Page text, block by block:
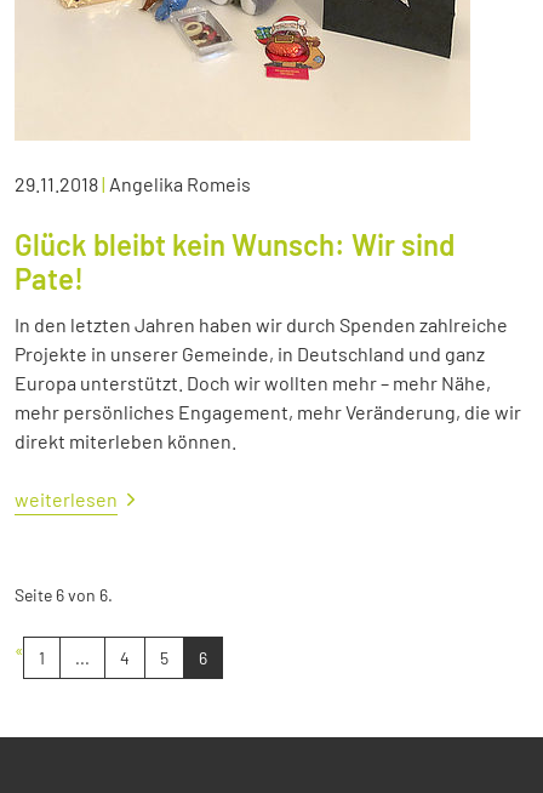
29.11.2018| Angelika Romeis
Glück bleibt kein Wunsch: Wir sind
Pate!
In den letzten Jahren haben wir durch Spenden zahlreiche
Projekte in unserer Gemeinde, in Deutschland und ganz
Europa unterstützt. Doch wir wollten mehr – mehr Nähe,
mehr persönliches Engagement, mehr Veränderung, die wir
direkt miterleben können.
weiterlesen
Seite 6 von 6.
« 1 ... 4 5 6